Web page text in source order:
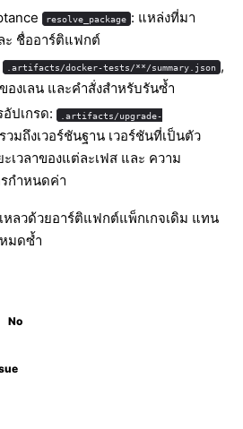
resolve_package : แหล่งที่มา
ะ ชื่ออาร์ติแฟกต์
.artifacts/docker-tests/**/summary.json ,
องเลน และคำสั่งสำหรับรันซ้ำ
ปเกรด:
.artifacts/upgrade-
รวมถึงเวอร์ชันฐาน เวอร์ชันที่เป็นตัว
เวลาของแต่ละเฟส และ ความ
กำหนดค่า
หลวด้วยอาร์ติแฟกต์แพ็กเกจเดิม แทน
มดซ้ำ
No